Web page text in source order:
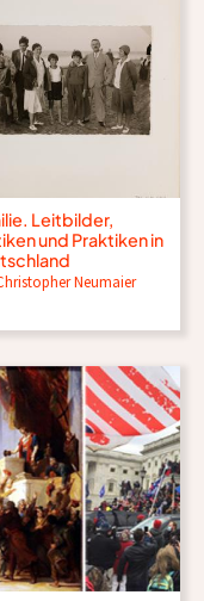
Leitbilder,
und Praktiken in
Neumaier